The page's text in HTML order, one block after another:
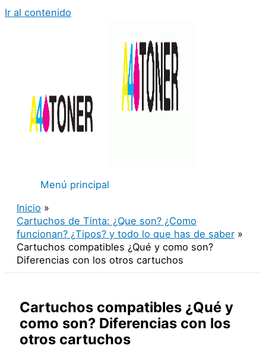
Ir al contenido
Menú principal
Inicio
Cartuchos de Tinta: ¿Que son? ¿Como
funcionan? ¿Tipos? y todo lo que has de saber
Cartuchos compatibles ¿Qué y como son?
Diferencias con los otros cartuchos
Cartuchos compatibles ¿Qué y
como son? Diferencias con los
otros cartuchos